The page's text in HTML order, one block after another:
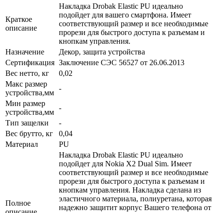
Краткое
описание
Накладка Drobak Elastic PU идеально
подойдет для вашего смартфона. Имеет
соответствующий размер и все необходимые
прорези для быстрого доступа к разъемам и
кнопкам управления.
Назначение
Декор, защита устройства
Сертификация Заключение СЭС 56527 от 26.06.2013
Вес нетто, кг
0,02
Макс размер
устройства,мм
-
Мин размер
устройства,мм
-
Тип защелки
-
Вес брутто, кг
0,04
Материал
PU
Полное
Накладка Drobak Elastic PU идеально
подойдет для Nokia X2 Dual Sim. Имеет
соответствующий размер и все необходимые
прорези для быстрого доступа к разъемам и
кнопкам управления. Накладка сделана из
эластичного материала, полиуретана, которая
надежно защитит корпус Вашего телефона от